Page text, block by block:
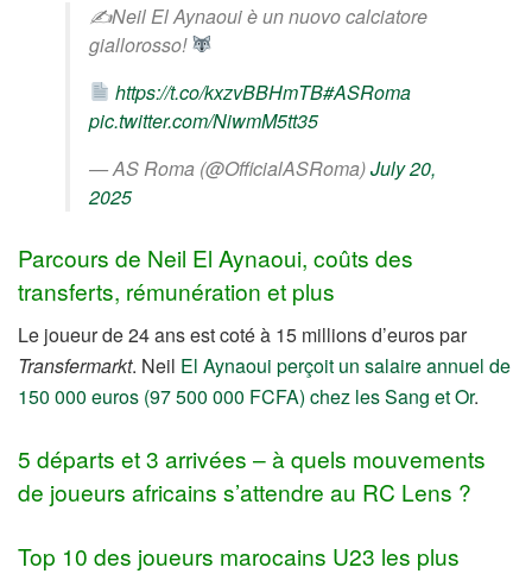
✍Neil El Aynaoui è un nuovo calciatore
giallorosso!
https://t.co/kxzvBBHmTB#ASRoma
pic.twitter.com/NiwmM5tt35
— AS Roma (@OfficialASRoma)July 20,
2025
Parcours de Neil El Aynaoui, coûts des
transferts, rémunération et plus
Le joueur de 24 ans est coté à 15 millions d’euros par
Transfermarkt. Neil El Aynaoui perçoit un salaire annuel de
150 000 euros (97 500 000 FCFA) chez les Sang et Or.
5 départs et 3 arrivées – à quels mouvements
de joueurs africains s’attendre au RC Lens ?
Top 10 des joueurs marocains U23 les plus